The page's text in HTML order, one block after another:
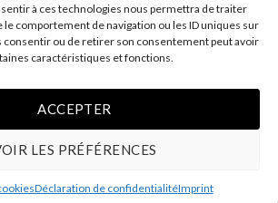
à ces technologies nous permettra de traiter
le comportement de navigation ou les ID uniques sur
consentir ou de retirer son consentement peut avoir
caractéristiques et fonctions.
ACCEPTER
LES PRÉFÉRENCES
Déclaration de confidentialitéImprint